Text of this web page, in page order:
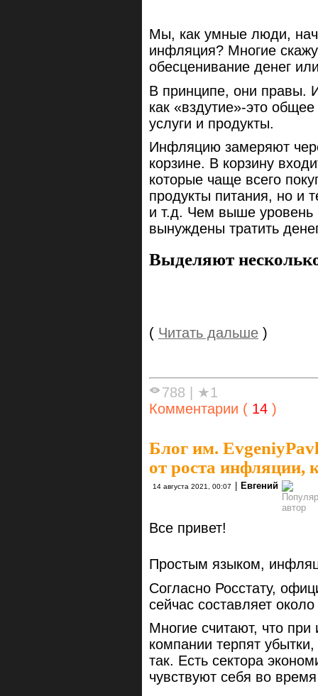
Мы, как умные люди,
инфляция? Многие
обесценивание денег
В принципе, они правы.
как «вздутие»-это
услуги и продукты.
Инфляцию замеряют
корзине. В корзину
которые чаще всего
продукты питания, но и
и т.д. Чем выше
вынуждены тратить
Выделяют
( Читать дальше )
788 | ★1
Комментарии ( 14 )
Блог им.
от роста инфляции,
14 августа 2021, 00:07 | Евгений
Все привет!
Простым языком,
Согласно Росстату,
сейчас составляет
Многие считают, что
компании терпят
так. Есть сектора
чувствуют себя во